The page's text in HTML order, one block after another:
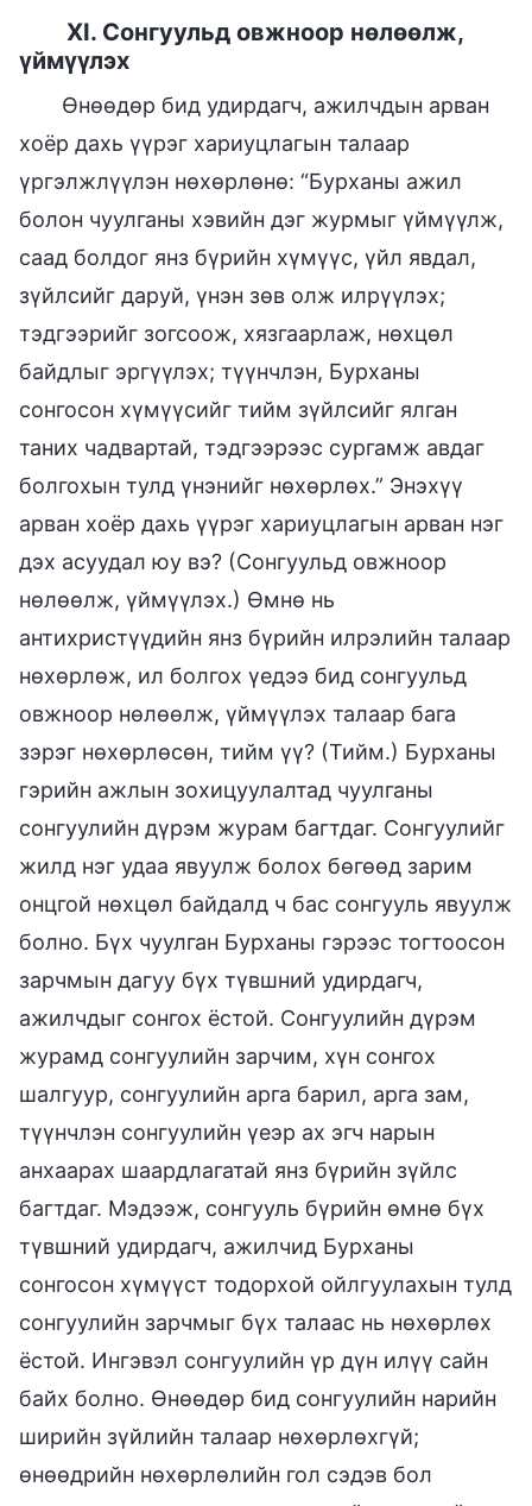
XI. Сонгуульд овжноор нөлөөлж,
үймүүлэх
Өнөөдөр бид удирдагч, ажилчдын арван
хоёр дахь үүрэг хариуцлагын талаар
үргэлжлүүлэн нөхөрлөнө: “Бурханы ажил
болон чуулганы хэвийн дэг журмыг үймүүлж,
саад болдог янз бүрийн хүмүүс, үйл явдал,
зүйлсийг даруй, үнэн зөв олж илрүүлэх;
тэдгээрийг зогсоож, хязгаарлаж, нөхцөл
байдлыг эргүүлэх; түүнчлэн, Бурханы
сонгосон хүмүүсийг тийм зүйлсийг ялган
таних чадвартай, тэдгээрээс сургамж авдаг
болгохын тулд үнэнийг нөхөрлөх.” Энэхүү
арван хоёр дахь үүрэг хариуцлагын арван нэг
дэх асуудал юу вэ? (Сонгуульд овжноор
нөлөөлж, үймүүлэх.) Өмнө нь
антихристүүдийн янз бүрийн илрэлийн талаар
нөхөрлөж, ил болгох үедээ бид сонгуульд
овжноор нөлөөлж, үймүүлэх талаар бага
зэрэг нөхөрлөсөн, тийм үү? (Тийм.) Бурханы
гэрийн ажлын зохицуулалтад чуулганы
сонгуулийн дүрэм журам багтдаг. Сонгуулийг
жилд нэг удаа явуулж болох бөгөөд зарим
онцгой нөхцөл байдалд ч бас сонгууль явуулж
болно. Бүх чуулган Бурханы гэрээс тогтоосон
зарчмын дагуу бүх түвшний удирдагч,
ажилчдыг сонгох ёстой. Сонгуулийн дүрэм
журамд сонгуулийн зарчим, хүн сонгох
шалгуур, сонгуулийн арга барил, арга зам,
түүнчлэн сонгуулийн үеэр ах эгч нарын
анхаарах шаардлагатай янз бүрийн зүйлс
багтдаг. Мэдээж, сонгууль бүрийн өмнө бүх
түвшний удирдагч, ажилчид Бурханы
сонгосон хүмүүст тодорхой ойлгуулахын тулд
сонгуулийн зарчмыг бүх талаас нь нөхөрлөх
ёстой. Ингэвэл сонгуулийн үр дүн илүү сайн
байх болно. Өнөөдөр бид сонгуулийн нарийн
ширийн зүйлийн талаар нөхөрлөхгүй;
өнөөдрийн нөхөрлөлийн гол сэдэв бол